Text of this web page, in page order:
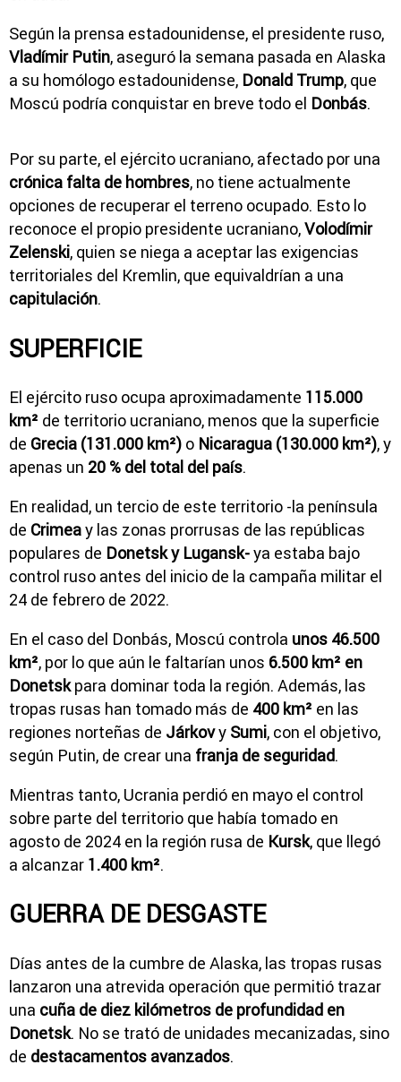
Según la prensa estadounidense, el presidente ruso,
Vladímir Putin, aseguró la semana pasada en Alaska
a su homólogo estadounidense, Donald Trump, que
Moscú podría conquistar en breve todo el Donbás.
Por su parte, el ejército ucraniano, afectado por una
crónica falta de hombres, no tiene actualmente
opciones de recuperar el terreno ocupado. Esto lo
reconoce el propio presidente ucraniano,Volodímir
Zelenski, quien se niega a aceptar las exigencias
territoriales del Kremlin, que equivaldrían a una
capitulación.
SUPERFICIE
El ejército ruso ocupa aproximadamente 115.000
km² de territorio ucraniano, menos que la superficie
de Grecia (131.000 km²) o Nicaragua (130.000 km²), y
apenas un 20 % del total del país.
En realidad, un tercio de este territorio -la península
de Crimeay las zonas prorrusas de las repúblicas
populares de Donetsk y Lugansk-ya estaba bajo
control ruso antes del inicio de la campaña militar el
24 de febrero de 2022.
En el caso del Donbás, Moscú controla unos 46.500
km², por lo que aún le faltarían unos 6.500 km² en
Donetskpara dominar toda la región. Además, las
tropas rusas han tomado más de 400 km² en las
regiones norteñas de Járkovy Sumi, con el objetivo,
según Putin, de crear una franja de seguridad.
Mientras tanto, Ucrania perdió en mayo el control
sobre parte del territorio que había tomado en
agosto de 2024 en la región rusa de Kursk, que llegó
a alcanzar 1.400 km².
GUERRA DE DESGASTE
Días antes de la cumbre de Alaska, las tropas rusas
lanzaron una atrevida operación que permitió trazar
una cuña de diez kilómetros de profundidad en
Donetsk. No se trató de unidades mecanizadas, sino
de destacamentos avanzados.